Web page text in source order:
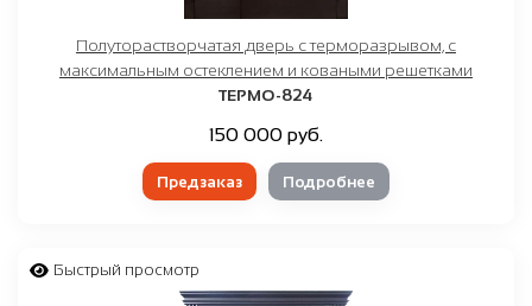
Полуторастворчатая дверь с терморазрывом, с
максимальным остеклением и коваными решетками
ТЕРМО-824
150 000 руб.
Предзаказ Подробнее
Быстрый просмотр